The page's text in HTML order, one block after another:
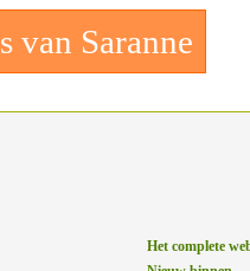
van Saranne
Het complete